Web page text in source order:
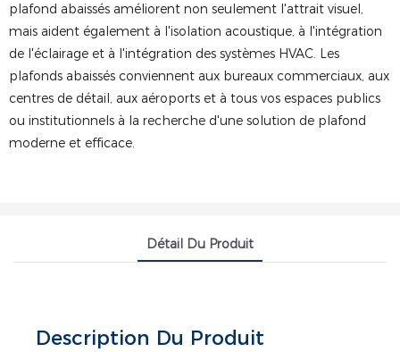
plafond abaissés améliorent non seulement l'attrait visuel,
mais aident également à l'isolation acoustique, à l'intégration
de l'éclairage et à l'intégration des systèmes HVAC. Les
plafonds abaissés conviennent aux bureaux commerciaux, aux
centres de détail, aux aéroports et à tous vos espaces publics
ou institutionnels à la recherche d'une solution de plafond
moderne et efficace.
Détail Du Produit
Description Du Produit